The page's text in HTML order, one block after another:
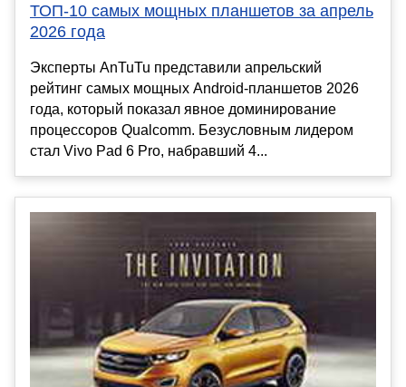
ТОП-10 самых мощных планшетов за апрель
2026 года
Эксперты AnTuTu представили апрельский
рейтинг самых мощных Android-планшетов 2026
года, который показал явное доминирование
процессоров Qualcomm. Безусловным лидером
стал Vivo Pad 6 Pro, набравший 4...